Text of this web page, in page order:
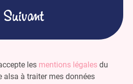
les mentions légalesdu
alsa à traiter mes données